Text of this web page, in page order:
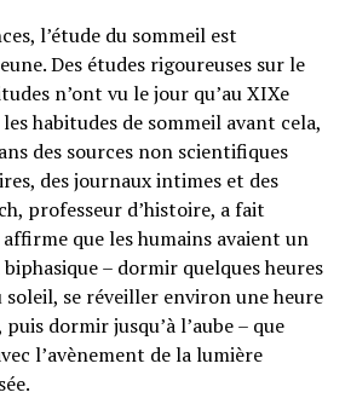
l’étude du sommeil est
Des études rigoureuses sur le
n’ont vu le jour qu’au XIXe
habitudes de sommeil avant cela,
des sources non scientifiques
des journaux intimes et des
professeur d’histoire, a fait
que les humains avaient un
– dormir quelques heures
soleil, se réveiller environ une heure
dormir jusqu’à l’aube – que
l’avènement de la lumière